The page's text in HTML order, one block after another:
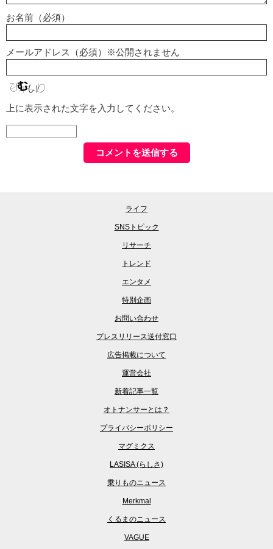
お名前（必須）
メールアドレス（必須）※公開されません
上に表示された文字を入力してください。
ライフ
SNSトピック
リサーチ
トレンド
エンタメ
特別企画
お問い合わせ
プレスリリース送付窓口
広告掲載について
運営会社
新着記事一覧
オトナンサーとは？
プライバシーポリシー
マグミクス
LASISA (らしさ)
乗りものニュース
Merkmal
くるまのニュース
VAGUE